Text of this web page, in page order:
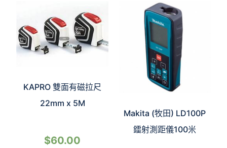
KAPRO 雙面有磁拉尺
22mm x 5M
$60.00
Makita (牧田) LD100P
鐳射測距儀100米